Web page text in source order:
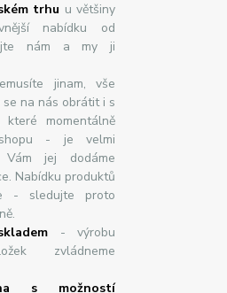
trhu u většiny
nabídku od
nám a my ji
jinam, vše
na nás obrátit i s
momentálně
- je velmi
Vám jej dodáme
Nabídku produktů
- sledujte proto
- výrobu
zvládneme
s možností